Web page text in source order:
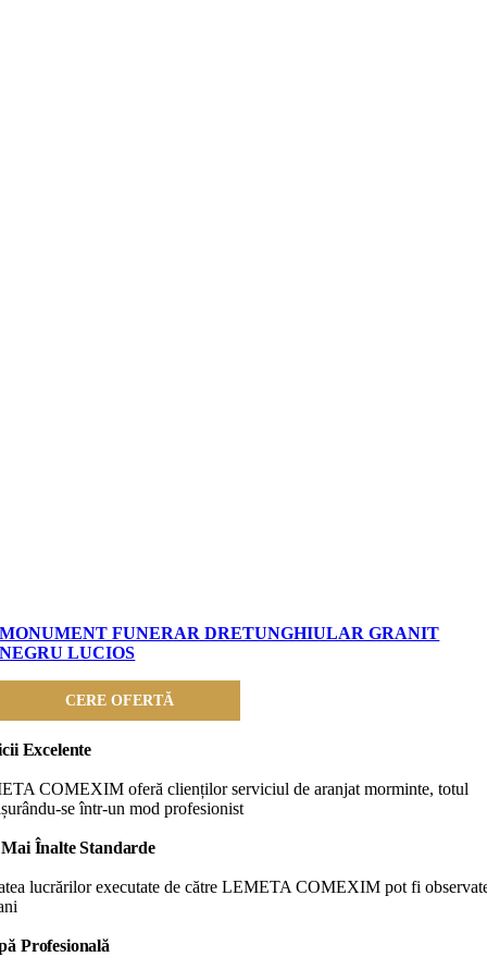
MONUMENT FUNERAR DRETUNGHIULAR GRANIT
NEGRU LUCIOS
CERE OFERTĂ
Excelente
COMEXIM oferă clienților serviciul de aranjat morminte, totul
se într-un mod profesionist
Mai Înalte Standarde
lucrărilor executate de către LEMETA COMEXIM pot fi
Profesională